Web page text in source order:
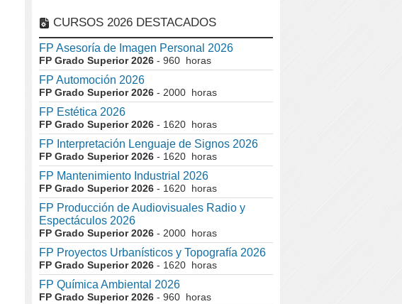
CURSOS 2026 DESTACADOS
FP Asesoría de Imagen Personal 2026
FP Grado Superior 2026 - 960 horas
FP Automoción 2026
FP Grado Superior 2026 - 2000 horas
FP Estética 2026
FP Grado Superior 2026 - 1620 horas
FP Interpretación Lenguaje de Signos 2026
FP Grado Superior 2026 - 1620 horas
FP Mantenimiento Industrial 2026
FP Grado Superior 2026 - 1620 horas
FP Producción de Audiovisuales Radio y
Espectáculos 2026
FP Grado Superior 2026 - 2000 horas
FP Proyectos Urbanísticos y Topografía 2026
FP Grado Superior 2026 - 1620 horas
FP Química Ambiental 2026
FP Grado Superior 2026 - 960 horas